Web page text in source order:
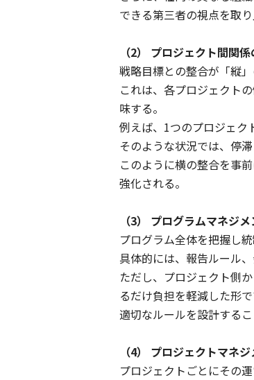
できる第三者の視点を取
（2） プロジェクト間
戦略目標との整合が「縦
これは、各プロジェクト
味する。
例えば、1つのプロジェク
そのような状況では、停
このように横の整合を事
強化される。
（3） プログラムマネ
プログラム全体を把握し
具体的には、報告ルール
ただし、プロジェクト側
るだけ負担を軽減した形
適切なルールを設計する
（4） プロジェクトマ
プロジェクトごとにその